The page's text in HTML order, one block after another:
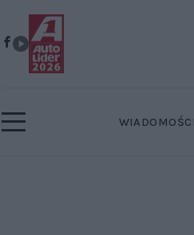
WIADOMOŚCI